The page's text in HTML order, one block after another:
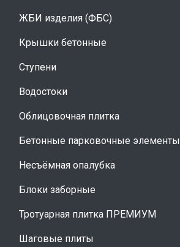
ЖБИ изделия (ФБС)
Крышки бетонные
Ступени
Водостоки
Облицовочная плитка
Бетонные парковочные элементы
Несъёмная опалубка
Блоки заборные
Тротуарная плитка ПРЕМИУМ
Шаговые плиты